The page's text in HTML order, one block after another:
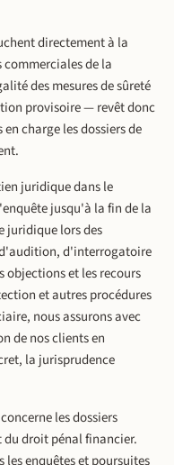
directement à la
de la
des mesures de sûreté
provisoire — revêt donc
charge les dossiers de
juridique dans le
jusqu'à la fin de la
juridique lors des
d'interrogatoire
objections et les recours
et autres procédures
nous assurons avec
de nos clients en
la jurisprudence
les dossiers
droit pénal financier.
enquêtes et poursuites